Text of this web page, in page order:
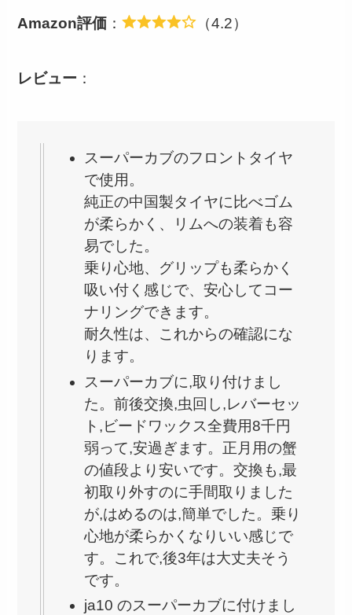
Amazon評価 ： （4.2）
レビュー ：
スーパーカブのフロントタイヤ
で使用。
純正の中国製タイヤに比べゴム
が柔らかく、リムへの装着も容
易でした。
乗り心地、グリップも柔らかく
吸い付く感じで、安心してコー
ナリングできます。
耐久性は、これからの確認にな
ります。
スーパーカブに,取り付けまし
た。前後交換,虫回し,レバーセッ
ト,ビードワックス全費用8千円
弱って,安過ぎます。正月用の蟹
の値段より安いです。交換も,最
初取り外すのに手間取りました
が,はめるのは,簡単でした。乗り
心地が柔らかくなりいい感じで
す。これで,後3年は大丈夫そう
です。
ja10 のスーパーカブに付けまし